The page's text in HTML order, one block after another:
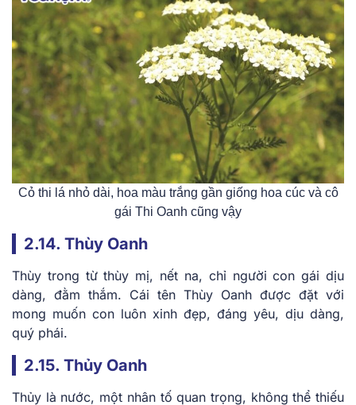
Cỏ thi lá nhỏ dài, hoa màu trắng gần giống hoa cúc và cô
gái Thi Oanh cũng vậy
2.14. Thùy Oanh
Thùy trong từ thùy mị, nết na, chỉ người con gái dịu
dàng, đằm thắm. Cái tên Thùy Oanh được đặt với
mong muốn con luôn xinh đẹp, đáng yêu, dịu dàng,
quý phái.
2.15. Thủy Oanh
Thủy là nước, một nhân tố quan trọng, không thể thiếu